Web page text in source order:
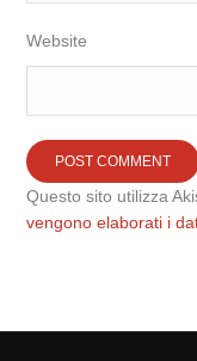
Website
Questo sito utilizza
vengono elaborati i